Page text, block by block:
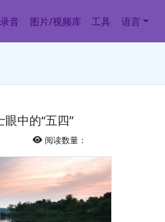
音 图片/视频库 工具 语言
中的“五四”
阅读数量：